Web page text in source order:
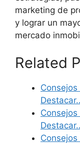
marketing de
y lograr un
mercado
Related